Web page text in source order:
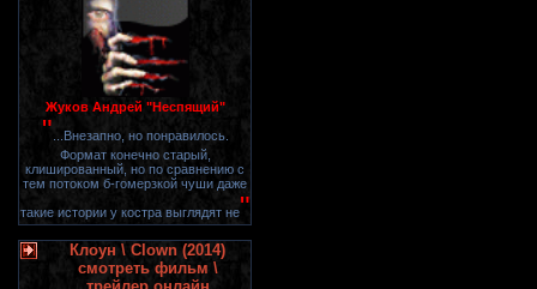
Жуков Андрей "Неспящий"
" ...Внезапно, но понравилось.
Формат конечно старый,
клишированный, но по сравнению с
тем потоком б-гомерзкой чуши даже
такие истории у костра выглядят не"
Клоун \ Clown (2014)
смотреть фильм \